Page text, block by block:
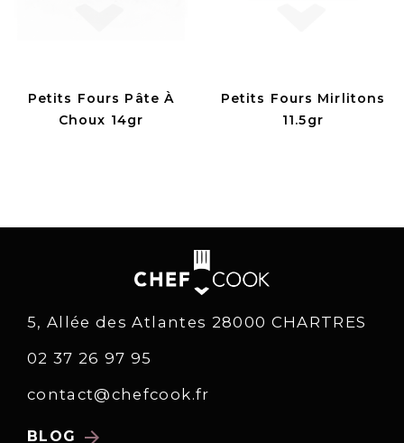
Petits Fours Pâte À
Choux 14gr
Petits Fours Mirlitons
11.5gr
5, Allée des Atlantes 28000 CHARTRES
02 37 26 97 95
contact@chefcook.fr
BLOG arrow_forward